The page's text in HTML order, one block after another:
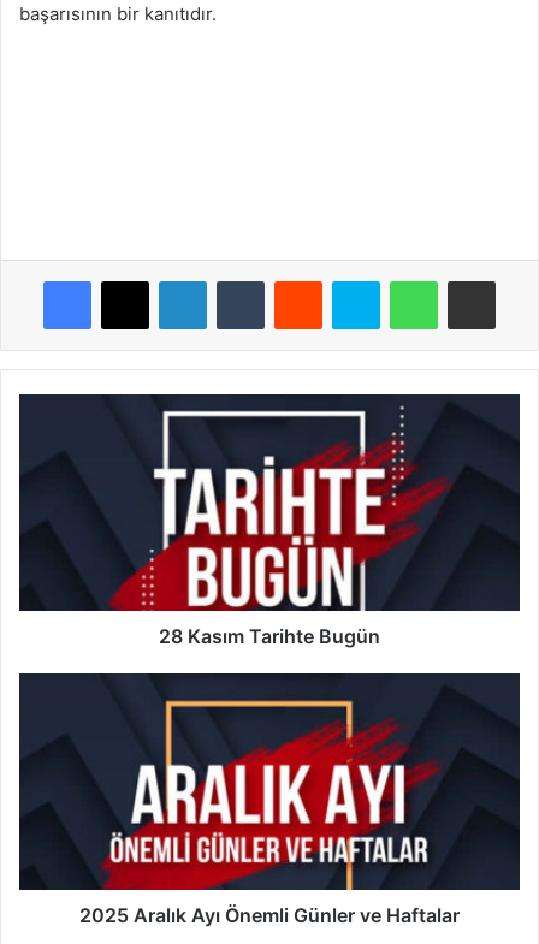
başarısının bir kanıtıdır.
Facebook
X LinkedInTumblr Reddit Skype WhatsAppE-Posta ile
Tarihte
28 Kasım Tarihte Bugün
Önemli
ve
Haftalar
2025 Aralık Ayı Önemli Günler ve Haftalar